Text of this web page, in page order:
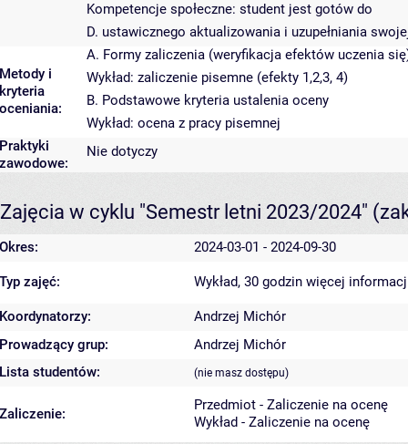
Kompetencje społeczne: student jest gotów do
D. ustawicznego aktualizowania i uzupełniania
Metody i
kryteria
oceniania:
A. Formy zaliczenia (weryfikacja efektów uczenia
Wykład: zaliczenie pisemne (efekty 1,2,3, 4)
B. Podstawowe kryteria ustalenia oceny
Wykład: ocena z pracy pisemnej
Praktyki
zawodowe:
Nie dotyczy
Zajęcia w cyklu "Semestr letni 2023/2024"
Okres: 2024-03-01 - 2024-09-30
Typ zajęć: Wykład, 30 godzin więcej
Koordynatorzy:
Andrzej Michór
Prowadzący grup:
Andrzej Michór
Lista studentów:
(nie masz dostępu)
Zaliczenie:
Przedmiot - Zaliczenie na ocenę
Wykład - Zaliczenie na ocenę